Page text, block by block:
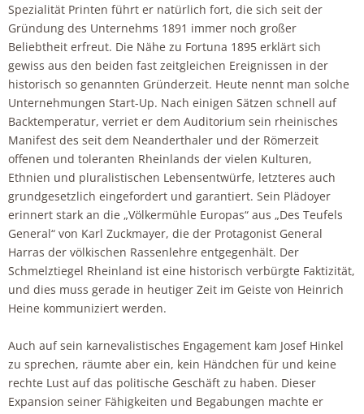
Spezialität Printen führt er natürlich fort, die sich seit der
Gründung des Unternehms 1891 immer noch großer
Beliebtheit erfreut. Die Nähe zu Fortuna 1895 erklärt sich
gewiss aus den beiden fast zeitgleichen Ereignissen in der
historisch so genannten Gründerzeit. Heute nennt man solche
Unternehmungen Start-Up. Nach einigen Sätzen schnell auf
Backtemperatur, verriet er dem Auditorium sein rheinisches
Manifest des seit dem Neanderthaler und der Römerzeit
offenen und toleranten Rheinlands der vielen Kulturen,
Ethnien und pluralistischen Lebensentwürfe, letzteres auch
grundgesetzlich eingefordert und garantiert. Sein Plädoyer
erinnert stark an die „Völkermühle Europas“ aus „Des Teufels
General“ von Karl Zuckmayer, die der Protagonist General
Harras der völkischen Rassenlehre entgegenhält. Der
Schmelztiegel Rheinland ist eine historisch verbürgte Faktizität,
und dies muss gerade in heutiger Zeit im Geiste von Heinrich
Heine kommuniziert werden.
Auch auf sein karnevalistisches Engagement kam Josef Hinkel
zu sprechen, räumte aber ein, kein Händchen für und keine
rechte Lust auf das politische Geschäft zu haben. Dieser
Expansion seiner Fähigkeiten und Begabungen machte er